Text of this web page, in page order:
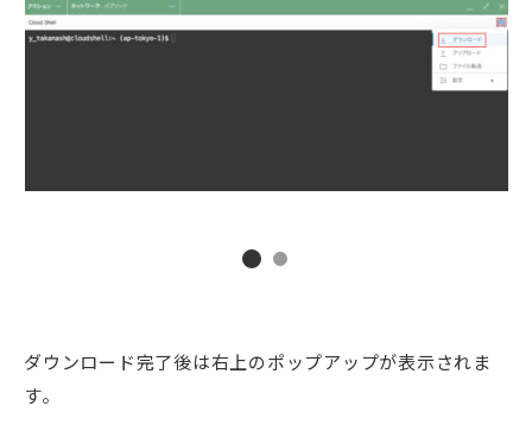
ダウンロード完了後は右上のポップアップが表示されま
す。